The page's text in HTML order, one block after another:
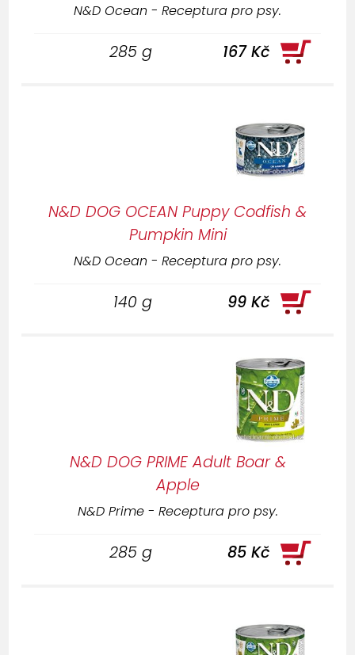
N&D Ocean - Receptura pro psy.
285 g 167 Kč
N&D DOG OCEAN Puppy Codfish &
Pumpkin Mini
N&D Ocean - Receptura pro psy.
140 g 99 Kč
N&D DOG PRIME Adult Boar &
Apple
N&D Prime - Receptura pro psy.
285 g 85 Kč